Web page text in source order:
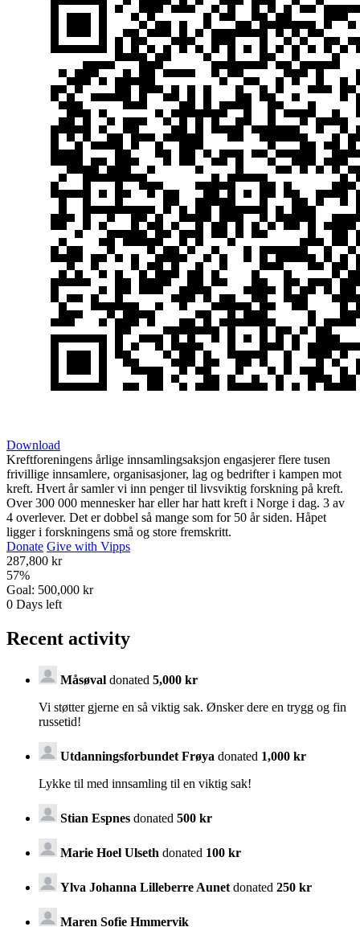
Download
Kreftforeningens årlige innsamlingsaksjon engasjerer flere tusen
frivillige innsamlere, organisasjoner, lag og bedrifter i kampen mot
kreft. Hvert år samler vi inn penger til livsviktig forskning på kreft.
Over 300 000 mennesker har eller har hatt kreft i Norge i dag. 3 av
4 overlever. Det er dobbel så mange som for 50 år siden. Håpet
ligger i forskningens små og store fremskritt.
Donate Give with Vipps
287,800 kr
57%
Goal: 500,000 kr
0 Days left
Recent activity
Måsøval donated 5,000 kr
Vi støtter gjerne en så viktig sak. Ønsker dere en trygg og fin
russetid!
Utdanningsforbundet Frøya donated 1,000 kr
Lykke til med innsamling til en viktig sak!
Stian Espnes donated 500 kr
Marie Hoel Ulseth donated 100 kr
Ylva Johanna Lilleberre Aunet donated 250 kr
Maren Sofie Hmmervik